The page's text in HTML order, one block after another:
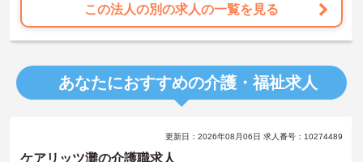
この法人の別の求人の一覧を見る
あなたにおすすめの介護・福祉求人
更新日：2026年08月06日 求人番号：10274489
ケアリッツ灘の介護職求人